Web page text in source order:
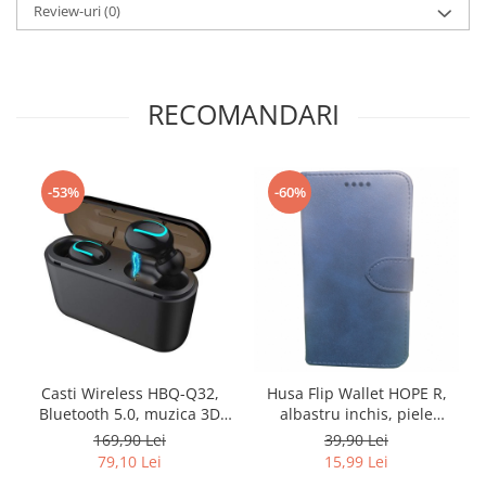
Review-uri(0)
RECOMANDARI
-53%
Casti Wireless HBQ-Q32,
Bluetooth 5.0, muzica 3D
Surround de inalta calitate,
apeluri telefon, compatibile
IOS Samsung iPhone
169,90 Lei
79,10 Lei
-60%
Husa Flip Wallet HOPE R,
albastru inchis, piele
ecologica, la alegere,
pentru IPHONE 6, IPHONE
7/8, IPHONE X, SAMSUNG
39,90 Lei
15,99 Lei